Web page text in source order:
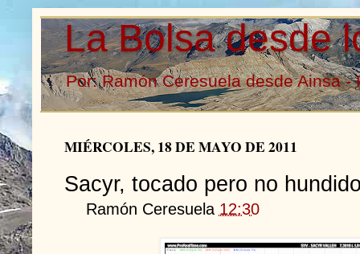
La Bolsa desde
Por: Ramón Ceresuela desde Ainsa -
MIÉRCOLES, 18 DE MAYO DE 2011
Sacyr, tocado pero no
Ramón Ceresuela 12:30